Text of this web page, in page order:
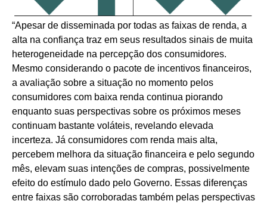
“Apesar de disseminada por todas as faixas de renda, a
alta na confiança traz em seus resultados sinais de muita
heterogeneidade na percepção dos consumidores.
Mesmo considerando o pacote de incentivos financeiros,
a avaliação sobre a situação no momento pelos
consumidores com baixa renda continua piorando
enquanto suas perspectivas sobre os próximos meses
continuam bastante voláteis, revelando elevada
incerteza. Já consumidores com renda mais alta,
percebem melhora da situação financeira e pelo segundo
mês, elevam suas intenções de compras, possivelmente
efeito do estímulo dado pelo Governo. Essas diferenças
entre faixas são corroboradas também pelas perspectivas